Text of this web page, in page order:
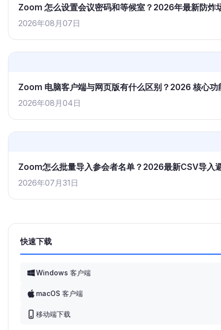
Zoom 怎么设置会议密码和等候室？2026年最新防炸
2026年08月07日
Zoom 电脑客户端与网页版有什么区别？2026 核心功
2026年08月04日
Zoom怎么批量导入参会者名单？2026最新CSV导入
2026年07月31日
快速下载
Windows 客户端
macOS 客户端
移动端下载